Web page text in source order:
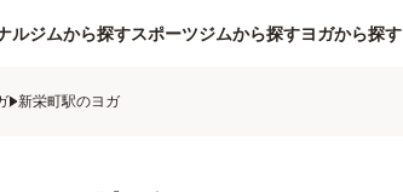
ルジムから探すスポーツジムから探すヨガから探す
新栄町駅のヨガ